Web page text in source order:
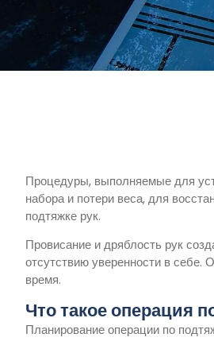
Процедуры, выполняемые для
набора и потери веса, для
подтяжке рук.
Провисание и дряблость рук
отсутствию уверенности в себе.
время.
Что такое операция
Планирование операции по